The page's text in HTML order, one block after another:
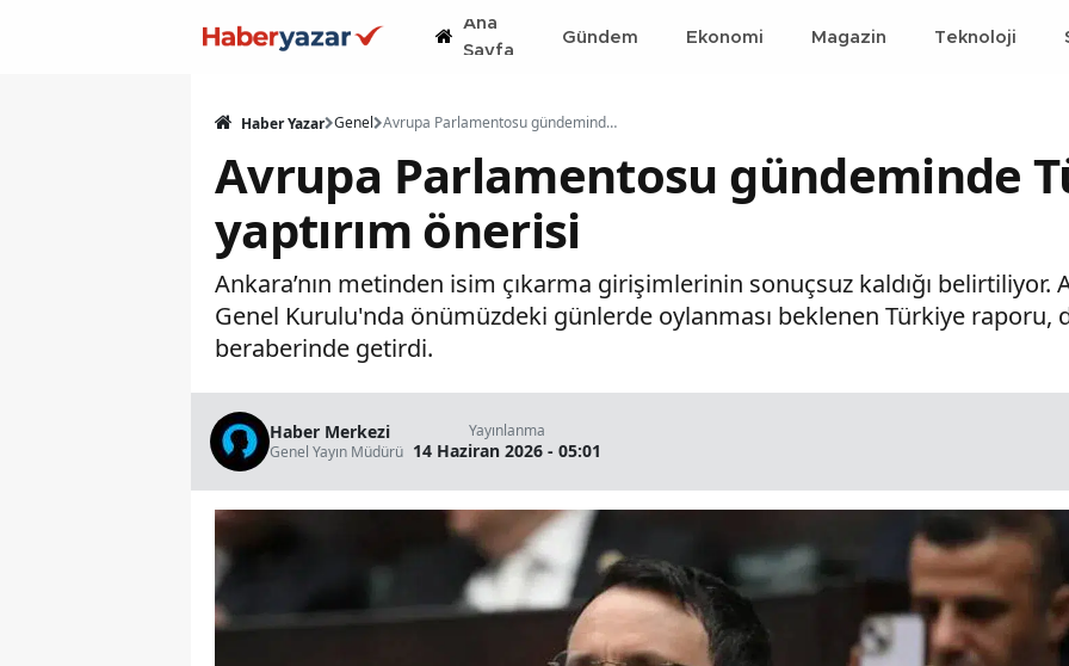
Ana
Sayfa
Gündem Ekonomi Magazin Teknoloji
Haber Yazar Genel Avrupa Parlamentosu gündeminde Türk yetkiliye yaptırım önerisi
Avrupa Parlamentosu gündeminde
yaptırım önerisi
Ankara’nın metinden isim çıkarma girişimlerinin sonuçsuz kaldığı belirtiliyor.
Genel Kurulu'nda önümüzdeki günlerde oylanması beklenen Türkiye raporu,
beraberinde getirdi.
Haber Merkezi
Genel Yayın Müdürü
Yayınlanma
14 Haziran 2026 - 05:01